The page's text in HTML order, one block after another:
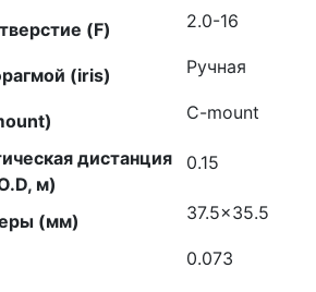
(F) 2.0-16
(iris) Ручная
C-mount
дистанция
м)
0.15
(мм) 37.5×35.5
0.073